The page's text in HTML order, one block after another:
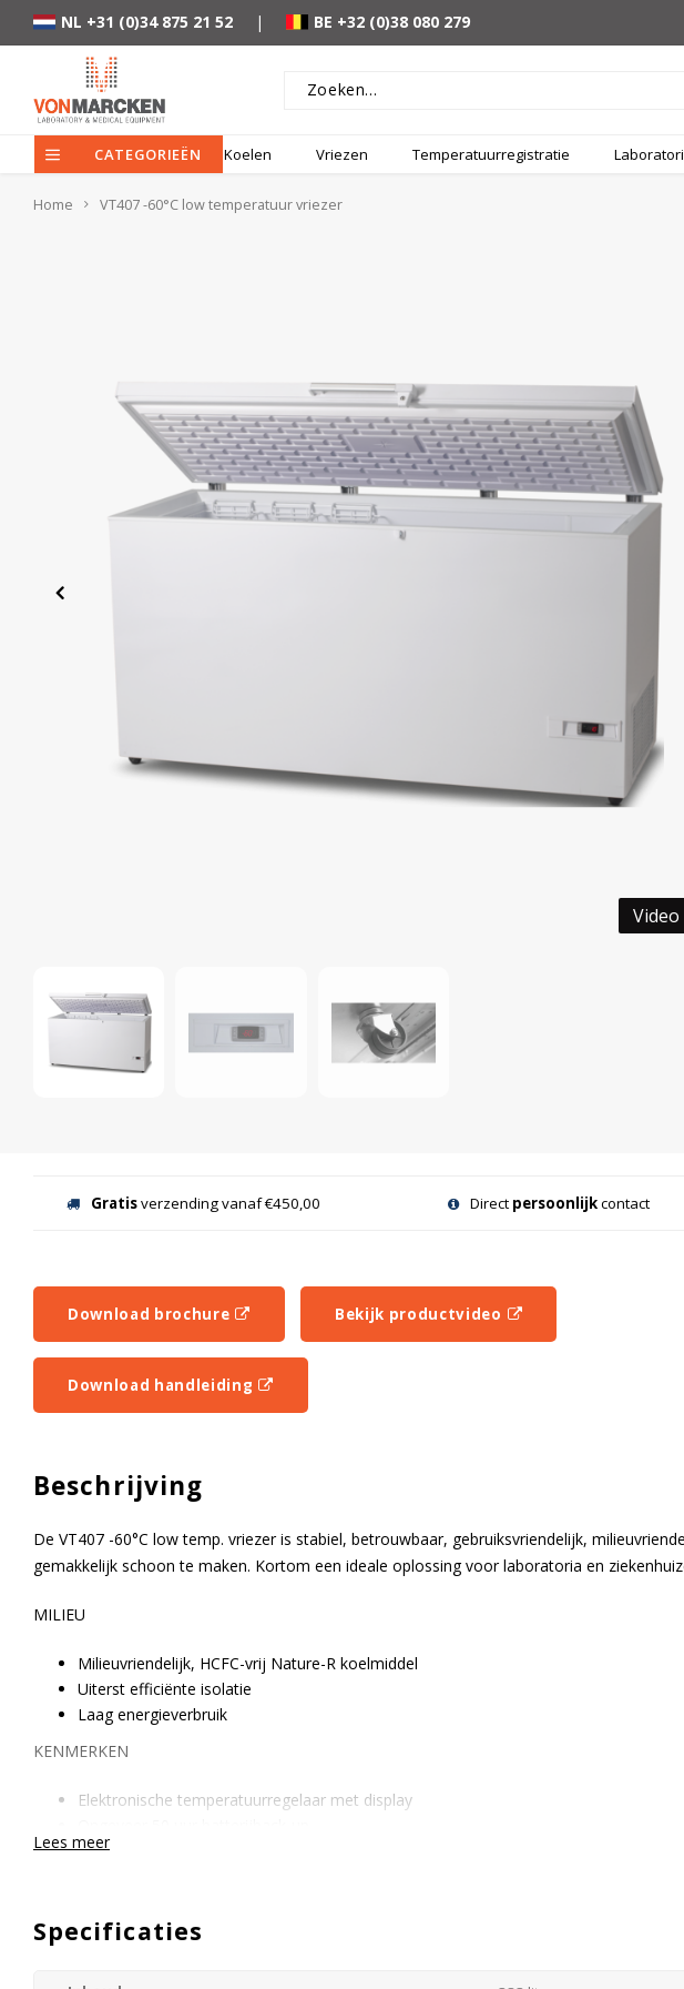
NL +31 (0)34 875 21 52 | BE +32 (0)38 080 279
CATEGORIEËN Koelen Vriezen Temperatuurregistratie
Home VT407 -60°C low temperatuur vriezer
Video
Gratisverzending vanaf €450,00 Direct persoonlijkcontact
Download brochure Bekijk productvideo
Download handleiding
Beschrijving
De VT407 -60°C low temp. vriezer is stabiel, betrouwbaar, gebruiksvriendelijk,
gemakkelijk schoon te maken. Kortom een ideale oplossing voor laboratoria en
MILIEU
Milieuvriendelijk, HCFC-vrij Nature-R koelmiddel
Uiterst efficiënte isolatie
Laag energieverbruik
KENMERKEN
Elektronische temperatuurregelaar met display
Interne temperatuur sensor
Geïntegreerd slot om ongewenste toegang te voorkomen
Lees meer
Specificaties